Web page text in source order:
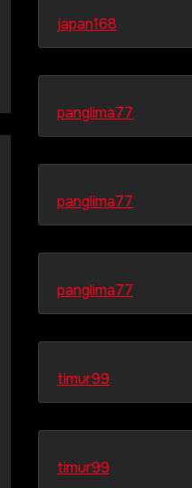
japan168
panglima77
panglima77
panglima77
timur99
timur99